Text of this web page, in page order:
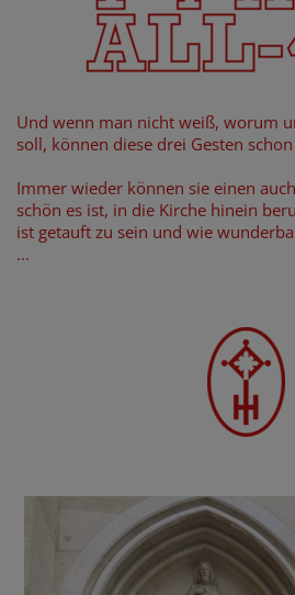
Und wenn man nicht weiß, worum
soll, können diese drei Gesten
Immer wieder können sie einen
schön es ist, in die Kirche hinein
ist getauft zu sein und wie
...